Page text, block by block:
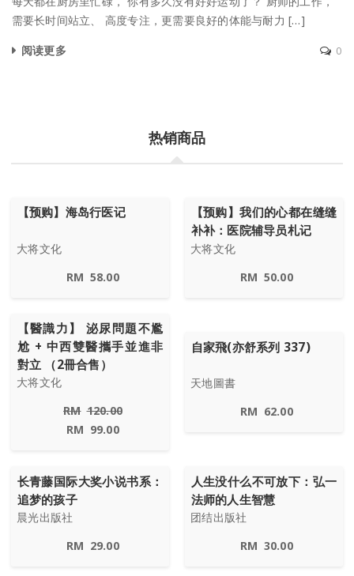
需要长时间站立、 高度专注，更需要良好的体能与耐力 […]
阅读更多
0
热销商品
【预购】海岛行医记
大将文化
RM 58.00
【预购】我们的心都在缝缝
补补：医院辅导员札记
大将文化
RM 50.00
【醫識力】 泌尿問題不尷
尬 + 中西雙醫攜手並進非
對立 （2冊合售）
大将文化
RM 120.00
RM 99.00
自家飛(亦舒系列 337)
天地圖書
RM 62.00
长青藤国际大奖小说书系：
追梦的孩子
晨光出版社
RM 29.00
人生没什么不可放下：弘一
法师的人生智慧
团结出版社
RM 30.00